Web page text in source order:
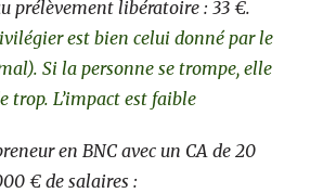
libératoire : 33 €.
est bien celui donné par le
Si la personne se trompe, elle
trop. L’impact est faible
en BNC avec un CA de 20
€ de salaires :